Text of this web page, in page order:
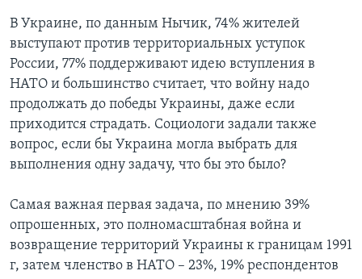
В Украине, по данным Нычик, 74% жителей
выступают против территориальных уступок
России, 77% поддерживают идею вступления в
НАТО и большинство считает, что войну надо
продолжать до победы Украины, даже если
приходится страдать. Социологи задали также
вопрос, если бы Украина могла выбрать для
выполнения одну задачу, что бы это было?
Самая важная первая задача, по мнению 39%
опрошенных, это полномасштабная война и
возвращение территорий Украины к границам 1991
г, затем членство в НАТО – 23%, 19% респондентов